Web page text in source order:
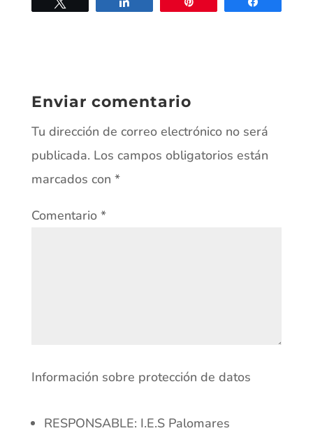
Enviar comentario
Tu dirección de correo electrónico no será
publicada. Los campos obligatorios están
marcados con *
Comentario *
Información sobre protección de datos
RESPONSABLE: I.E.S Palomares